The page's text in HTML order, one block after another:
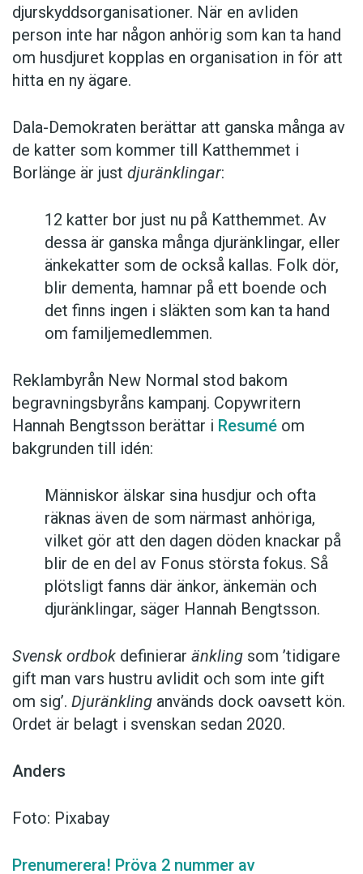
djurskyddsorganisationer. När en avliden
person inte har någon anhörig som kan ta hand
om husdjuret kopplas en organisation in för att
hitta en ny ägare.
Dala-Demokraten berättar att ganska många av
de katter som kommer till Katthemmet i
Borlänge är just djuränklingar:
12 katter bor just nu på Katthemmet. Av
dessa är ganska många djuränklingar, eller
änkekatter som de också kallas. Folk dör,
blir dementa, hamnar på ett boende och
det finns ingen i släkten som kan ta hand
om familjemedlemmen.
Reklambyrån New Normal stod bakom
begravningsbyråns kampanj. Copywritern
Hannah Bengtsson berättar i Resumé om
bakgrunden till idén:
Människor älskar sina husdjur och ofta
räknas även de som närmast anhöriga,
vilket gör att den dagen döden knackar på
blir de en del av Fonus största fokus. Så
plötsligt fanns där änkor, änkemän och
djuränklingar, säger Hannah Bengtsson.
Svensk ordbok definierar änkling som ’tidigare
gift man vars hustru av­lidit och som inte gift
om sig’. Djuränkling används dock oavsett kön.
Ordet är belagt i svenskan sedan 2020.
Anders
Foto: Pixabay
Prenumerera! Pröva 2 nummer av